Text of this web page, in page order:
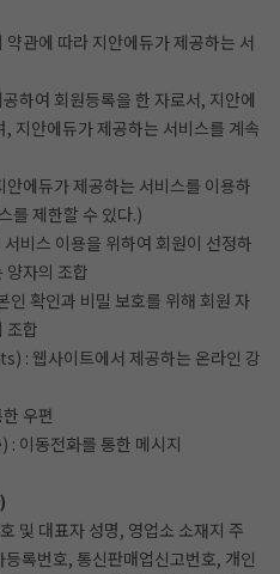
실기 87% 적중 신화 정
관에 따라 지안에듀가 제공하는 서
하여 회원등록을 한 자로서, 지안에
지안에듀가 제공하는 서비스를 계속
에듀가 제공하는 서비스를 이용하
를 제한할 수 있다.)
비스 이용을 위하여 회원이 선정하
양자의 조합
확인과 비밀 보호를 위해 회원 자
조합
웹사이트에서 제공하는 온라인 강
우편
동전화를 통한 메시지
및 대표자 성명, 영업소 소재지 주
록번호, 통신판매업신고번호, 개인